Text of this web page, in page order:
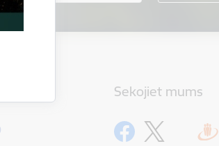
Sekojiet mums